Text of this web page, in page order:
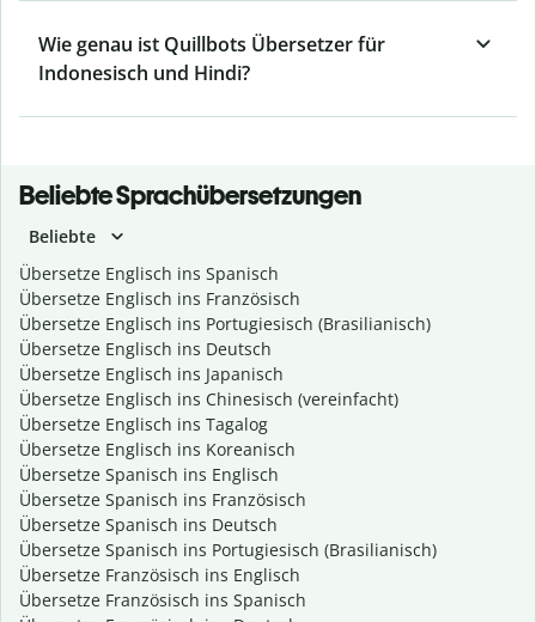
Wie genau ist Quillbots Übersetzer für
Indonesisch und Hindi?
Beliebte Sprachübersetzungen
Beliebte
Übersetze Englisch ins Spanisch
Übersetze Englisch ins Französisch
Übersetze Englisch ins Portugiesisch (Brasilianisch)
Übersetze Englisch ins Deutsch
Übersetze Englisch ins Japanisch
Übersetze Englisch ins Chinesisch (vereinfacht)
Übersetze Englisch ins Tagalog
Übersetze Englisch ins Koreanisch
Übersetze Spanisch ins Englisch
Übersetze Spanisch ins Französisch
Übersetze Spanisch ins Deutsch
Übersetze Spanisch ins Portugiesisch (Brasilianisch)
Übersetze Französisch ins Englisch
Übersetze Französisch ins Spanisch